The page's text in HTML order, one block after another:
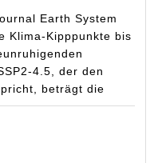
Earth System
Klima-Kipppunkte bis
4.5, der den
beträgt die